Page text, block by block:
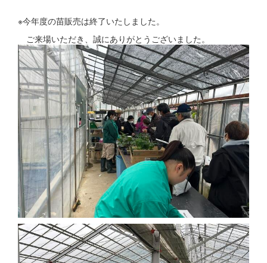
※今年度の苗販売は終了いたしました。
ご来場いただき、誠にありがとうございました。